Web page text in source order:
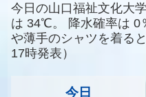
今日の山口福祉文化大
は 34℃。 降水確率は 0
や薄手のシャツを着る
17時発表）
今日